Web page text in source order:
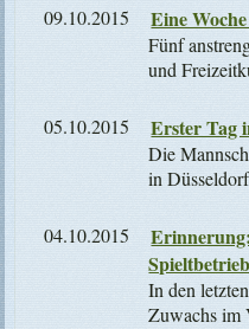
09.10.2015 Eine
Fünf
und
05.10.2015 Erster Tag
Die
in
04.10.2015
Spieltbetrieb
In den
Zuwachs im